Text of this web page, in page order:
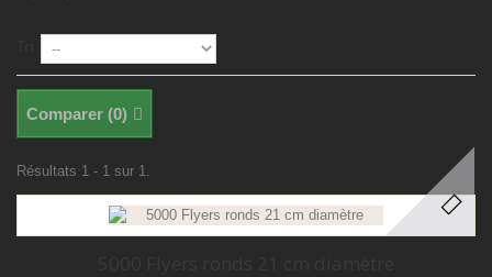
Comparer (0)
Résultats 1 - 1 sur 1.